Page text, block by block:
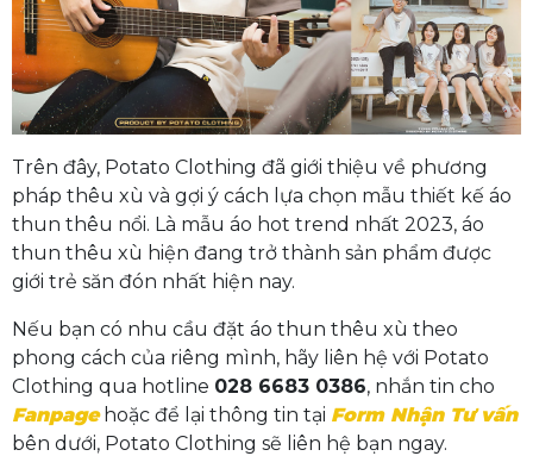
Trên đây, Potato Clothing đã giới thiệu về phương
pháp thêu xù và gợi ý cách lựa chọn mẫu thiết kế áo
thun thêu nổi. Là mẫu áo hot trend nhất 2023, áo
thun thêu xù hiện đang trở thành sản phẩm được
giới trẻ săn đón nhất hiện nay.
Nếu bạn có nhu cầu đặt áo thun thêu xù theo
phong cách của riêng mình, hãy liên hệ với Potato
Clothing qua hotline 028 6683 0386, nhắn tin cho
Fanpagehoặc để lại thông tin tại Form Nhận Tư vấn
bên dưới, Potato Clothing sẽ liên hệ bạn ngay.